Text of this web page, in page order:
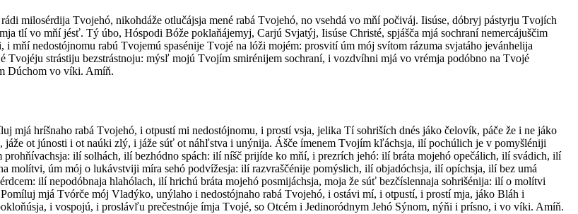
milosérdija Tvojehó, nikohdáže otlučájsja mené rabá Tvojehó, no vsehdá vo mňí počiváj. Iisúse, dóbryj pástyrju Tvojích
tlí vo mňí jésť. Tý úbo, Hóspodi Bóže poklaňájemyj, Carjú Svjatýj, Iisúse Christé, spjášča mjá sochraní nemercájuščim
nedostójnomu rabú Tvojemú spasénije Tvojé na lóži mojém: prosvití úm mój svítom rázuma svjatáho jevánhelija
strástiju bezstrástnoju: mýsľ mojú Tvojím smirénijem sochraní, i vozdvíhni mjá vo vrémja podóbno na Tvojé
Dúchom vo víki. Amíň.
mjá hríšnaho rabá Tvojehó, i otpustí mi nedostójnomu, i prostí vsja, jelika Tí sohriších dnés jáko čelovík, páče že i ne jáko
ot júnosti i ot naúki zlý, i jáže súť ot náhľstva i unýnija. Ášče ímenem Tvojím kľáchsja, ilí pochúlich je v pomyšléniji
ilí solhách, ilí bezhódno spách: ilí níšč prijíde ko mňí, i prezrích jehó: ilí bráta mojehó opečálich, ilí svádich, ilí
molítvi, úm mój o lukávstviji míra sehó podvížesja: ilí razvraščénije pomýslich, ilí objadóchsja, ilí opíchsja, ilí bez umá
ilí nepodóbnaja hlahólach, ilí hrichú bráta mojehó posmijáchsja, moja že súť bezčíslennaja sohrišénija: ilí o molítvi
mjá Tvórče mój Vladýko, unýlaho i nedostójnaho rabá Tvojehó, i ostávi mí, i otpustí, i prostí mja, jáko Bláh i
i vospojú, i proslávľu prečestnóje ímja Tvojé, so Otcém i Jedinoródnym Jehó Sýnom, nýňi i prísno, i vo víki. Amíň.